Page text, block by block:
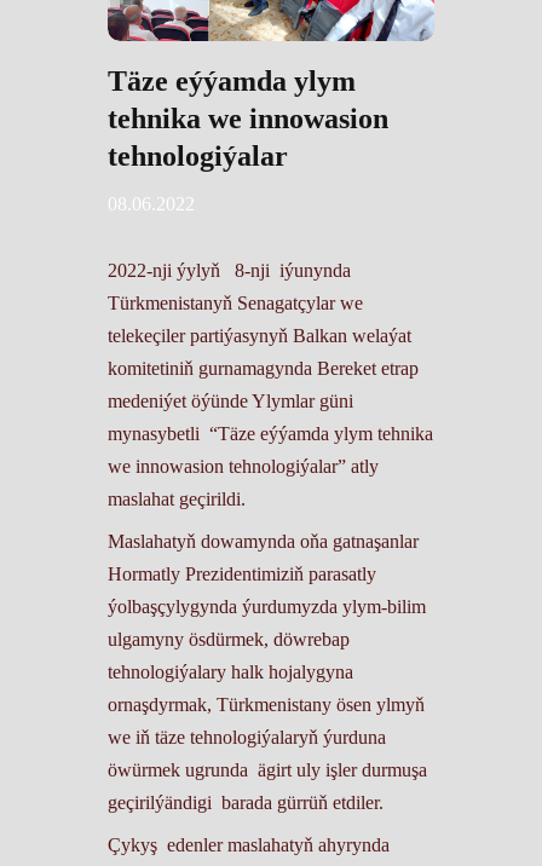
Täze eýýamda ylym
tehnika we innowasion
tehnologiýalar
08.06.2022
2022-nji ýylyň 8-nji iýunynda
Türkmenistanyň Senagatçylar we
telekeçiler partiýasynyň Balkan welaýat
komitetiniň gurnamagynda Bereket etrap
medeniýet öýünde Ylymlar güni
mynasybetli “Täze eýýamda ylym tehnika
we innowasion tehnologiýalar” atly
maslahat geçirildi.
Maslahatyň dowamynda oňa gatnaşanlar
Hormatly Prezidentimiziň parasatly
ýolbaşçylygynda ýurdumyzda ylym-bilim
ulgamyny ösdürmek, döwrebap
tehnologiýalary halk hojalygyna
ornaşdyrmak, Türkmenistany ösen ylmyň
we iň täze tehnologiýalaryň ýurduna
öwürmek ugrunda ägirt uly işler durmuşa
geçirilýändigi barada gürrüň etdiler.
Çykyş edenler maslahatyň ahyrynda